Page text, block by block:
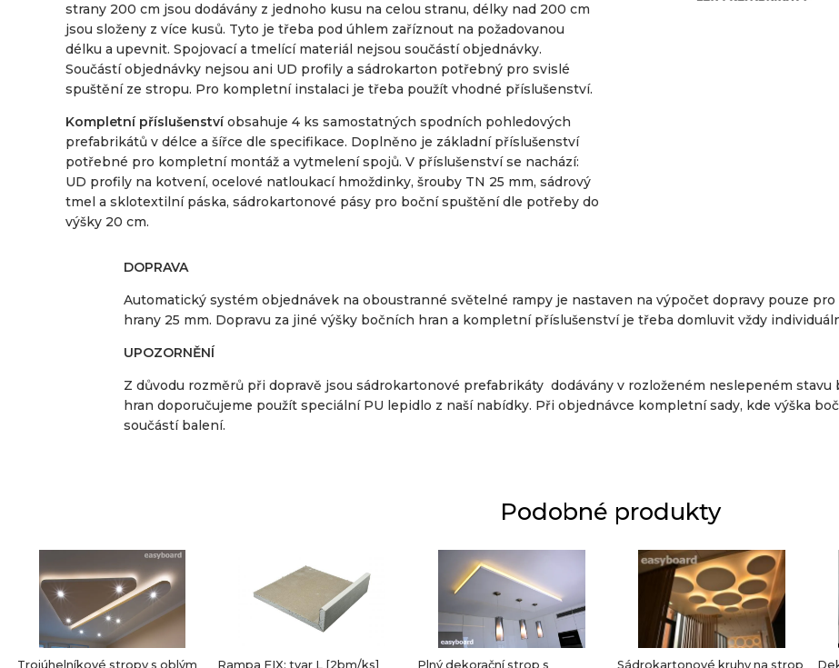
strany 200 cm jsou dodávány z jednoho kusu na celou stranu, délky nad 200 cm
jsou složeny z více kusů. Tyto je třeba pod úhlem zaříznout na požadovanou
délku a upevnit. Spojovací a tmelící materiál nejsou součástí objednávky.
Součástí objednávky nejsou ani UD profily a sádrokarton potřebný pro svislé
spuštění ze stropu. Pro kompletní instalaci je třeba použít vhodné příslušenství.
Kompletní příslušenstvíobsahuje 4 ks samostatných spodních pohledových
prefabrikátů v délce a šířce dle specifikace. Doplněno je základní příslušenství
potřebné pro kompletní montáž a vytmelení spojů. V příslušenství se nachází:
UD profily na kotvení, ocelové natloukací hmoždinky, šrouby TN 25 mm, sádrový
tmel a sklotextilní páska, sádrokartonové pásy pro boční spuštění dle potřeby do
výšky 20 cm.
DOPRAVA
Automatický systém objednávek na oboustranné světelné rampy je nastaven na výpočet dopravy pouze
hrany 25 mm. Dopravu za jiné výšky bočních hran a kompletní příslušenství je třeba domluvit vždy
UPOZORNĚNÍ
Z důvodu rozměrů při dopravě jsou sádrokartonové prefabrikáty dodávány v rozloženém neslepeném
hran doporučujeme použít speciální PU lepidlo z naší nabídky. Při objednávce kompletní sady, kde výška
součástí balení.
Podobné produkty
Trojúhelníkové stropy s oblým
Rampa FIX: tvar L [2bm/ks]
Plný dekorační strop s
Sádrokartonové kruhy na strop